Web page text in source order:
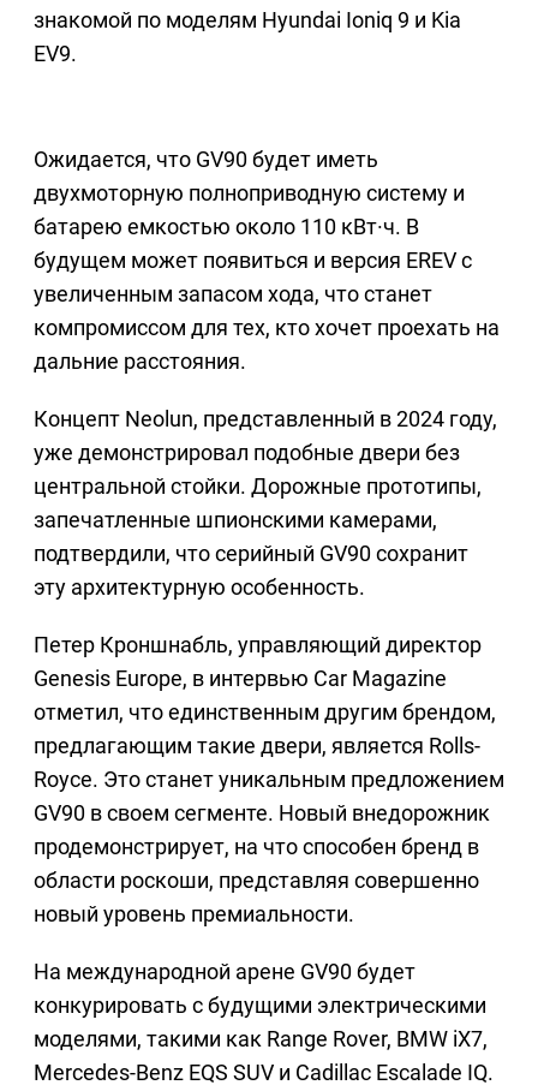
знакомой по моделям Hyundai Ioniq 9 и Kia
EV9.
Ожидается, что GV90 будет иметь
двухмоторную полноприводную систему и
батарею емкостью около 110 кВт·ч. В
будущем может появиться и версия EREV с
увеличенным запасом хода, что станет
компромиссом для тех, кто хочет проехать на
дальние расстояния.
Концепт Neolun, представленный в 2024 году,
уже демонстрировал подобные двери без
центральной стойки. Дорожные прототипы,
запечатленные шпионскими камерами,
подтвердили, что серийный GV90 сохранит
эту архитектурную особенность.
Петер Кроншнабль, управляющий директор
Genesis Europe, в интервью Car Magazine
отметил, что единственным другим брендом,
предлагающим такие двери, является Rolls-
Royce. Это станет уникальным предложением
GV90 в своем сегменте. Новый внедорожник
продемонстрирует, на что способен бренд в
области роскоши, представляя совершенно
новый уровень премиальности.
На международной арене GV90 будет
конкурировать с будущими электрическими
моделями, такими как Range Rover, BMW iX7,
Mercedes-Benz EQS SUV и Cadillac Escalade IQ.